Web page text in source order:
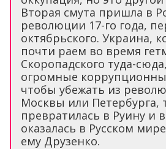
Вторая смута пришла в
революции 17-го года,
октябрьского. Украина,
почти раем во время
Скоропадского туда-
огромные
чтобы убежать из
Москвы или Петербурга,
превратилась в Руину и
оказалась в Русском
ему Друзенко.